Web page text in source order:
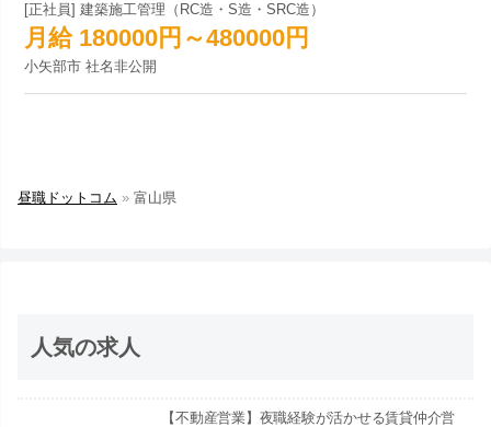
[正社員] 建築施工管理（RC造・S造・SRC造）
月給 180000円～480000円
小矢部市 社名非公開
昼職ドットコム » 富山県
人気の求人
【不動産営業】夜職経験が活かせる賃貸仲介営